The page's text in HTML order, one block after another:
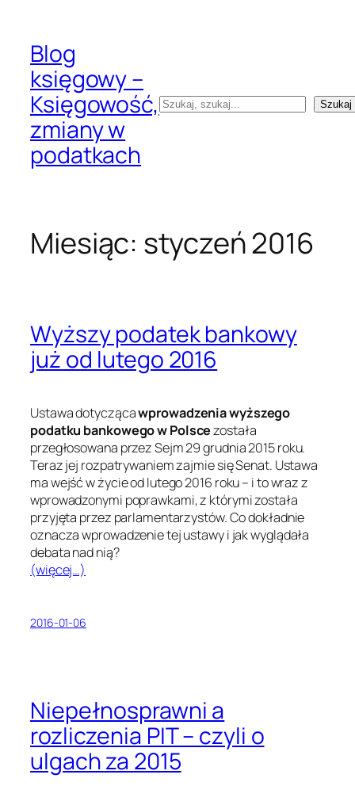
treściBlog
księgowy –
Księgowość,
zmiany w
podatkach
Szukaj Szukaj
Miesiąc: styczeń 2016
Wyższy podatek bankowy
już od lutego 2016
Ustawa dotyczącawprowadzenia wyższego
podatku bankowego w Polscezostała
przegłosowana przez Sejm 29 grudnia 2015 roku.
Teraz jej rozpatrywaniem zajmie się Senat. Ustawa
ma wejść w życie od lutego 2016 roku – i to wraz z
wprowadzonymi poprawkami, z którymi została
przyjęta przez parlamentarzystów. Co dokładnie
oznacza wprowadzenie tej ustawy i jak wyglądała
debata nad nią?
(więcej…)
2016-01-06
Niepełnosprawni a
rozliczenia PIT – czyli o
ulgach za 2015